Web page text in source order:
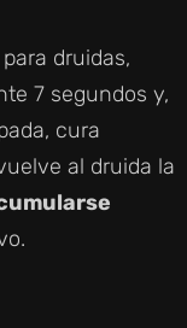
druidas,
7 segundos y,
cura
al druida la